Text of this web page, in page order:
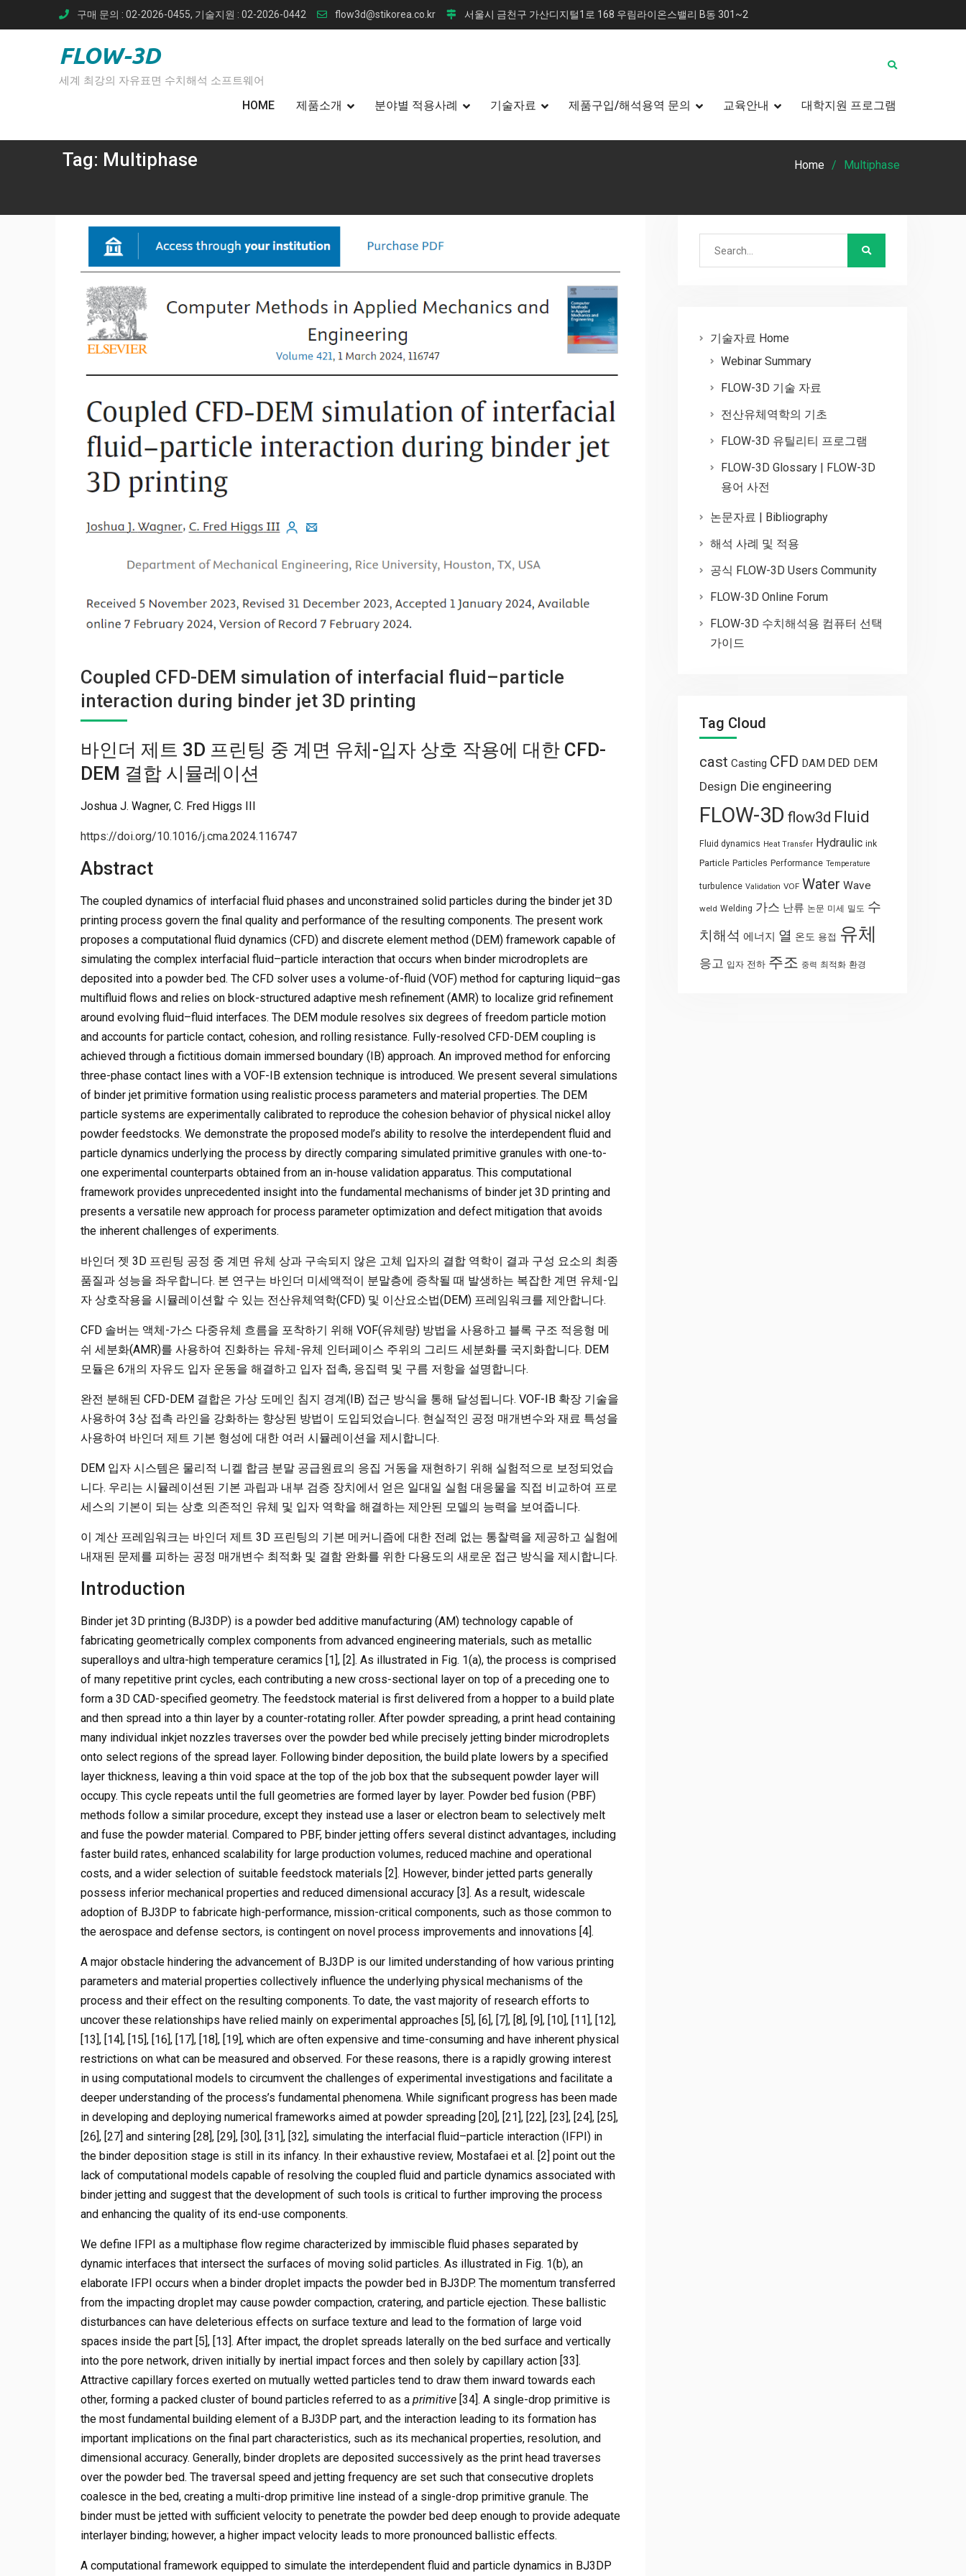
to
구매 문의 : 02-2026-0455, 기술지원 : 02-2026-0442 flow3d@stikorea.co.kr 서울시 금천구 가산디지털1로 168 우림라이온스밸리 B동 301~2
FLOW-3D
세계 최강의 자유표면 수치해석 소프트웨어
HOME 제품소개 분야별 적용사례 기술자료 제품구입/해석용역 문의 교육안내 대학지원 프로그램
Tag: Multiphase Home Multiphase
Coupled CFD-DEM simulation of interfacial fluid–particle
interaction during binder jet 3D printing
바인더 제트 3D 프린팅 중 계면 유체-입자 상호 작용에 대한 CFD-
DEM 결합 시뮬레이션
Joshua J. Wagner, C. Fred Higgs III
https://doi.org/10.1016/j.cma.2024.116747
Abstract
The coupled dynamics of interfacial fluid phases and unconstrained solid particles during the binder jet 3D
printing process govern the final quality and performance of the resulting components. The present work
proposes a computational fluid dynamics (CFD) and discrete element method (DEM) framework capable of
simulating the complex interfacial fluid–particle interaction that occurs when binder microdroplets are
deposited into a powder bed. The CFD solver uses a volume-of-fluid (VOF) method for capturing liquid–gas
multifluid flows and relies on block-structured adaptive mesh refinement (AMR) to localize grid refinement
around evolving fluid–fluid interfaces. The DEM module resolves six degrees of freedom particle motion
and accounts for particle contact, cohesion, and rolling resistance. Fully-resolved CFD-DEM coupling is
achieved through a fictitious domain immersed boundary (IB) approach. An improved method for enforcing
three-phase contact lines with a VOF-IB extension technique is introduced. We present several simulations
of binder jet primitive formation using realistic process parameters and material properties. The DEM
particle systems are experimentally calibrated to reproduce the cohesion behavior of physical nickel alloy
powder feedstocks. We demonstrate the proposed model’s ability to resolve the interdependent fluid and
particle dynamics underlying the process by directly comparing simulated primitive granules with one-to-
one experimental counterparts obtained from an in-house validation apparatus. This computational
framework provides unprecedented insight into the fundamental mechanisms of binder jet 3D printing and
presents a versatile new approach for process parameter optimization and defect mitigation that avoids
the inherent challenges of experiments.
바인더 젯 3D 프린팅 공정 중 계면 유체 상과 구속되지 않은 고체 입자의 결합 역학이 결과 구성 요소의 최종
품질과 성능을 좌우합니다. 본 연구는 바인더 미세액적이 분말층에 증착될 때 발생하는 복잡한 계면 유체-입
자 상호작용을 시뮬레이션할 수 있는 전산유체역학(CFD) 및 이산요소법(DEM) 프레임워크를 제안합니다.
CFD 솔버는 액체-가스 다중유체 흐름을 포착하기 위해 VOF(유체량) 방법을 사용하고 블록 구조 적응형 메
쉬 세분화(AMR)를 사용하여 진화하는 유체-유체 인터페이스 주위의 그리드 세분화를 국지화합니다. DEM
모듈은 6개의 자유도 입자 운동을 해결하고 입자 접촉, 응집력 및 구름 저항을 설명합니다.
완전 분해된 CFD-DEM 결합은 가상 도메인 침지 경계(IB) 접근 방식을 통해 달성됩니다. VOF-IB 확장 기술을
사용하여 3상 접촉 라인을 강화하는 향상된 방법이 도입되었습니다. 현실적인 공정 매개변수와 재료 특성을
사용하여 바인더 제트 기본 형성에 대한 여러 시뮬레이션을 제시합니다.
DEM 입자 시스템은 물리적 니켈 합금 분말 공급원료의 응집 거동을 재현하기 위해 실험적으로 보정되었습
니다. 우리는 시뮬레이션된 기본 과립과 내부 검증 장치에서 얻은 일대일 실험 대응물을 직접 비교하여 프로
세스의 기본이 되는 상호 의존적인 유체 및 입자 역학을 해결하는 제안된 모델의 능력을 보여줍니다.
이 계산 프레임워크는 바인더 제트 3D 프린팅의 기본 메커니즘에 대한 전례 없는 통찰력을 제공하고 실험에
내재된 문제를 피하는 공정 매개변수 최적화 및 결함 완화를 위한 다용도의 새로운 접근 방식을 제시합니다.
Introduction
Binder jet 3D printing (BJ3DP) is a powder bed additive manufacturing (AM) technology capable of
fabricating geometrically complex components from advanced engineering materials, such as metallic
superalloys and ultra-high temperature ceramics [1], [2]. As illustrated in Fig. 1(a), the process is comprised
of many repetitive print cycles, each contributing a new cross-sectional layer on top of a preceding one to
form a 3D CAD-specified geometry. The feedstock material is first delivered from a hopper to a build plate
and then spread into a thin layer by a counter-rotating roller. After powder spreading, a print head containing
many individual inkjet nozzles traverses over the powder bed while precisely jetting binder microdroplets
onto select regions of the spread layer. Following binder deposition, the build plate lowers by a specified
layer thickness, leaving a thin void space at the top of the job box that the subsequent powder layer will
occupy. This cycle repeats until the full geometries are formed layer by layer. Powder bed fusion (PBF)
methods follow a similar procedure, except they instead use a laser or electron beam to selectively melt
and fuse the powder material. Compared to PBF, binder jetting offers several distinct advantages, including
faster build rates, enhanced scalability for large production volumes, reduced machine and operational
costs, and a wider selection of suitable feedstock materials [2]. However, binder jetted parts generally
possess inferior mechanical properties and reduced dimensional accuracy [3]. As a result, widescale
adoption of BJ3DP to fabricate high-performance, mission-critical components, such as those common to
the aerospace and defense sectors, is contingent on novel process improvements and innovations [4].
A major obstacle hindering the advancement of BJ3DP is our limited understanding of how various printing
parameters and material properties collectively influence the underlying physical mechanisms of the
process and their effect on the resulting components. To date, the vast majority of research efforts to
uncover these relationships have relied mainly on experimental approaches [5], [6], [7], [8], [9], [10], [11], [12],
[13], [14], [15], [16], [17], [18], [19], which are often expensive and time-consuming and have inherent physical
restrictions on what can be measured and observed. For these reasons, there is a rapidly growing interest
in using computational models to circumvent the challenges of experimental investigations and facilitate a
deeper understanding of the process’s fundamental phenomena. While significant progress has been made
in developing and deploying numerical frameworks aimed at powder spreading [20], [21], [22], [23], [24], [25],
[26], [27] and sintering [28], [29], [30], [31], [32], simulating the interfacial fluid–particle interaction (IFPI) in
the binder deposition stage is still in its infancy. In their exhaustive review, Mostafaei et al. [2] point out the
lack of computational models capable of resolving the coupled fluid and particle dynamics associated with
binder jetting and suggest that the development of such tools is critical to further improving the process
and enhancing the quality of its end-use components.
We define IFPI as a multiphase flow regime characterized by immiscible fluid phases separated by
dynamic interfaces that intersect the surfaces of moving solid particles. As illustrated in Fig. 1(b), an
elaborate IFPI occurs when a binder droplet impacts the powder bed in BJ3DP. The momentum transferred
from the impacting droplet may cause powder compaction, cratering, and particle ejection. These ballistic
disturbances can have deleterious effects on surface texture and lead to the formation of large void
spaces inside the part [5], [13]. After impact, the droplet spreads laterally on the bed surface and vertically
into the pore network, driven initially by inertial impact forces and then solely by capillary action [33].
Attractive capillary forces exerted on mutually wetted particles tend to draw them inward towards each
other, forming a packed cluster of bound particles referred to as a primitive [34]. A single-drop primitive is
the most fundamental building element of a BJ3DP part, and the interaction leading to its formation has
important implications on the final part characteristics, such as its mechanical properties, resolution, and
dimensional accuracy. Generally, binder droplets are deposited successively as the print head traverses
over the powder bed. The traversal speed and jetting frequency are set such that consecutive droplets
coalesce in the bed, creating a multi-drop primitive line instead of a single-drop primitive granule. The
binder must be jetted with sufficient velocity to penetrate the powder bed deep enough to provide adequate
interlayer binding; however, a higher impact velocity leads to more pronounced ballistic effects.
A computational framework equipped to simulate the interdependent fluid and particle dynamics in BJ3DP
기술자료 Home
Webinar Summary
FLOW-3D 기술 자료
전산유체역학의 기초
FLOW-3D 유틸리티 프로그램
FLOW-3D Glossary | FLOW-3D
용어 사전
논문자료 | Bibliography
해석 사례 및 적용
공식 FLOW-3D Users Community
FLOW-3D Online Forum
FLOW-3D 수치해석용 컴퓨터 선택
가이드
Tag Cloud
cast Casting CFD DAM DED DEM
Design Die engineering
FLOW-3D flow3d Fluid
Fluid dynamics Heat Transfer Hydraulic ink
Particle Particles Performance Temperature
turbulence Validation VOF Water Wave
weld Welding 가스 난류 논문 미세 밀도 수
치해석 에너지 열 온도 용접 유체
응고 입자 전하 주조 중력 최적화 환경